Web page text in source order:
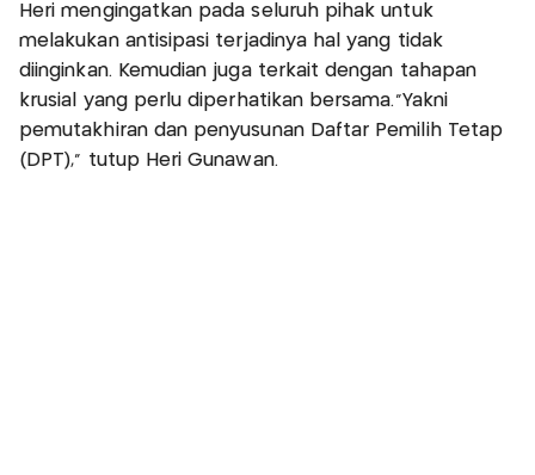
Heri mengingatkan pada seluruh pihak untuk
melakukan antisipasi terjadinya hal yang tidak
diinginkan. Kemudian juga terkait dengan tahapan
krusial yang perlu diperhatikan bersama.“Yakni
pemutakhiran dan penyusunan Daftar Pemilih Tetap
(DPT),” tutup Heri Gunawan.